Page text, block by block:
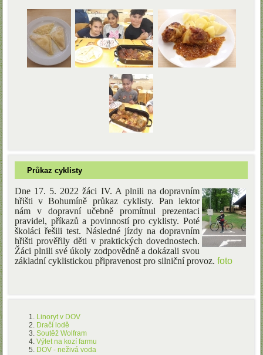
Průkaz cyklisty
Dne 17. 5. 2022 žáci IV. A plnili na dopravním
hřišti v Bohumíně průkaz cyklisty. Pan lektor
nám v dopravní učebně promítnul prezentaci
pravidel, příkazů a povinností pro cyklisty. Poté
školáci řešili test. Následné jízdy na dopravním
hřišti prověřily děti v praktických dovednostech.
Žáci plnili své úkoly zodpovědně a dokázali svou
základní cyklistickou připravenost pro silniční provoz.foto
Linoryt v DOV
Dračí lodě
Soutěž Wolfram
Výlet na kozí farmu
DOV - neživá voda